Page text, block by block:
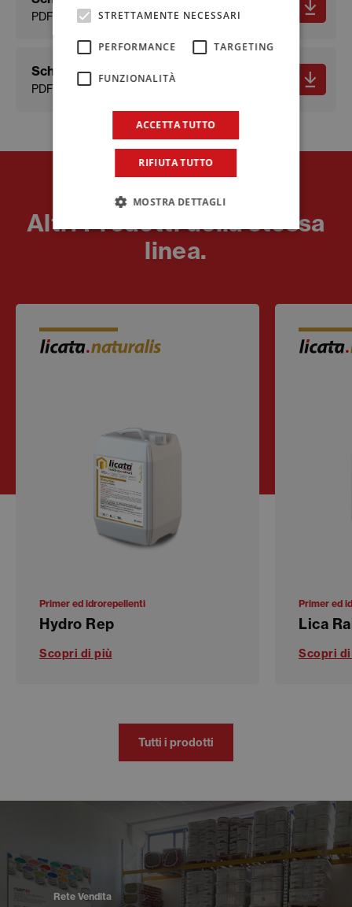
PDF - 336.83 KB
Scheda sicurezza
PDF - 165.93 KB
Prodotti
Altri Prodotti della stessa
linea.
Primer ed idrorepellenti
Hydro Rep
Scopri di più
Primer ed
Lica
Scopri
Tutti i prodotti
Rete Vendita
STRETTAMENTE NECESSARI
PERFORMANCE TARGETING
FUNZIONALITÀ
ACCETTA TUTTO
RIFIUTA TUTTO
MOSTRA DETTAGLI